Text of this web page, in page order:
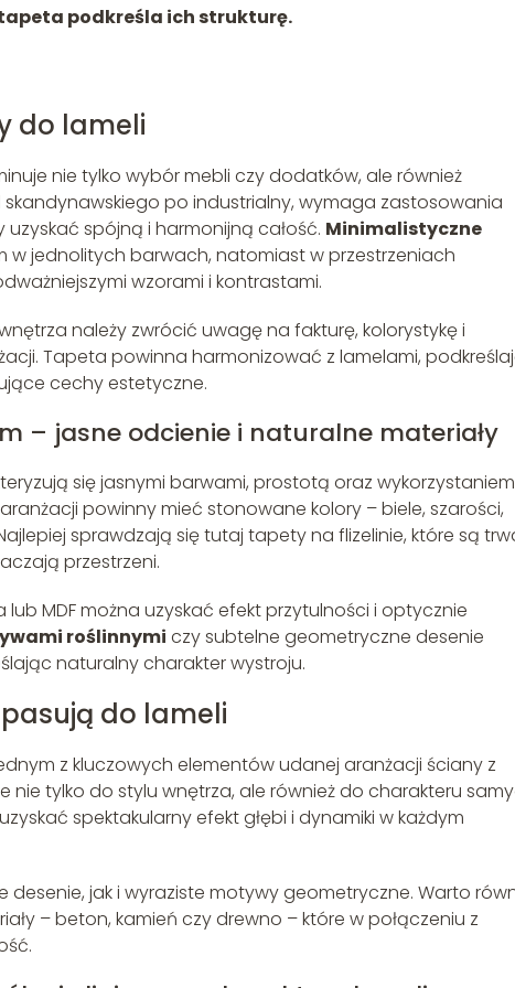
podkreśla ich strukturę.
do lameli
nie tylko wybór mebli czy dodatków, ale również
po industrialny, wymaga zastosowania
spójną i harmonijną całość. Minimalistyczne
w jednolitych barwach, natomiast w przestrzeniach
wzorami i kontrastami.
należy zwrócić uwagę na fakturę, kolorystykę i
Tapeta powinna harmonizować z lamelami,
cechy estetyczne.
– jasne odcienie i naturalne materiały
się jasnymi barwami, prostotą oraz wykorzystaniem
powinny mieć stonowane kolory – biele, szarości,
sprawdzają się tutaj tapety na flizelinie, które są
przestrzeni.
MDF można uzyskać efekt przytulności i optycznie
roślinnymi czy subtelne geometryczne desenie
naturalny charakter wystroju.
do lameli
z kluczowych elementów udanej aranżacji ściany z
tylko do stylu wnętrza, ale również do charakteru
spektakularny efekt głębi i dynamiki w każdym
jak i wyraziste motywy geometryczne. Warto
– beton, kamień czy drewno – które w połączeniu z